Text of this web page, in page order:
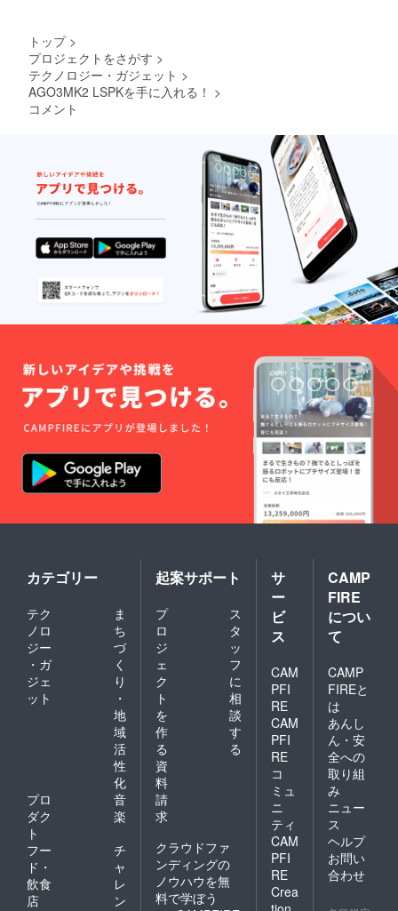
トップ >
プロジェクトをさがす >
テクノロジー・ガジェット >
AGO3MK2 LSPKを手に入れる！ >
コメント
カテゴリー
テク
ノロ
ジー
・ガ
ジェ
ット
ま
ち
づ
く
り
・
地
域
活
性
化
プロ
ダク
ト
音
楽
フー
ド・
飲食
店
チ
ャ
レ
ン
起案サポート
プ
ロ
ジ
ェ
ク
ト
を
作
る
ス
タ
ッ
フ
に
相
談
す
る
資
料
請
求
クラウドファ
ンディングの
ノウハウを無
料で学ぼう
サ
ー
ビ
ス
CAM
PFI
RE
CAM
PFI
RE
コ
ミュ
ニ
ティ
CAM
PFI
RE
Crea
CAMP
FIRE
につい
て
CAMP
FIREと
は
あんし
ん・安
全への
取り組
み
ニュー
ス
ヘルプ
お問い
合わせ